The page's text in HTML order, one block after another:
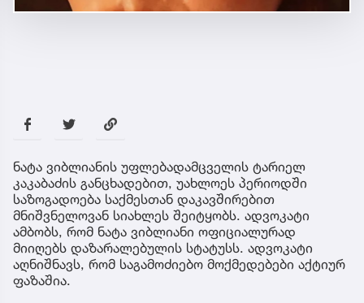
ნატა ვიბლიანის უფლებადამცველის ტარიელ
კაკაბაძის განცხადებით, უახლოეს პერიოდში
საზოგადოება საქმესთან დაკავშირებით
მნიშვნელოვან სიახლეს შეიტყობს. ადვოკატი
ამბობს, რომ ნატა ვიბლიანი ოფიციალურად
მიიღებს დაზარალებულის სტატუსს. ადვოკატი
აღნიშნავს, რომ საგამოძიებო მოქმედებები აქტიურ
ფაზაშია.